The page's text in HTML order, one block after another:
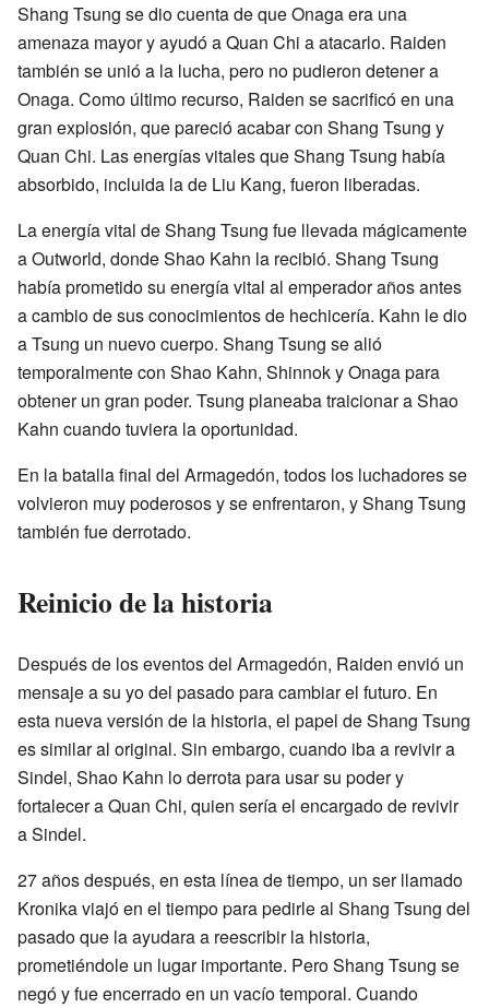
Shang Tsung se dio cuenta de que Onaga era una
amenaza mayor y ayudó a Quan Chi a atacarlo. Raiden
también se unió a la lucha, pero no pudieron detener a
Onaga. Como último recurso, Raiden se sacrificó en una
gran explosión, que pareció acabar con Shang Tsung y
Quan Chi. Las energías vitales que Shang Tsung había
absorbido, incluida la de Liu Kang, fueron liberadas.
La energía vital de Shang Tsung fue llevada mágicamente
a Outworld, donde Shao Kahn la recibió. Shang Tsung
había prometido su energía vital al emperador años antes
a cambio de sus conocimientos de hechicería. Kahn le dio
a Tsung un nuevo cuerpo. Shang Tsung se alió
temporalmente con Shao Kahn, Shinnok y Onaga para
obtener un gran poder. Tsung planeaba traicionar a Shao
Kahn cuando tuviera la oportunidad.
En la batalla final del Armagedón, todos los luchadores se
volvieron muy poderosos y se enfrentaron, y Shang Tsung
también fue derrotado.
Reinicio de la historia
Después de los eventos del Armagedón, Raiden envió un
mensaje a su yo del pasado para cambiar el futuro. En
esta nueva versión de la historia, el papel de Shang Tsung
es similar al original. Sin embargo, cuando iba a revivir a
Sindel, Shao Kahn lo derrota para usar su poder y
fortalecer a Quan Chi, quien sería el encargado de revivir
a Sindel.
27 años después, en esta línea de tiempo, un ser llamado
Kronika viajó en el tiempo para pedirle al Shang Tsung del
pasado que la ayudara a reescribir la historia,
prometiéndole un lugar importante. Pero Shang Tsung se
negó y fue encerrado en un vacío temporal. Cuando